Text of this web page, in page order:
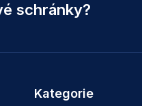
schránky?
Kategorie